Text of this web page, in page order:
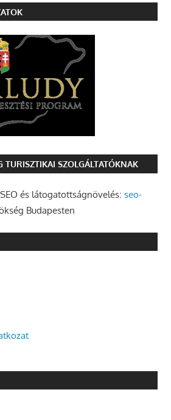
SZOLGÁLTATÓKNAK
és látogatottságnövelés: seo-
Budapesten